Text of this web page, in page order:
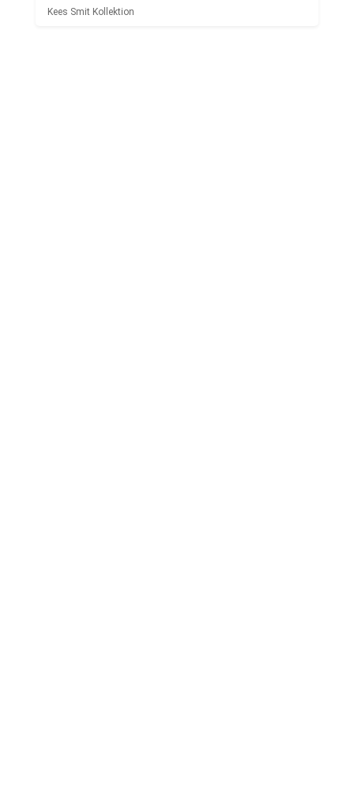
Kees Smit Kollektion